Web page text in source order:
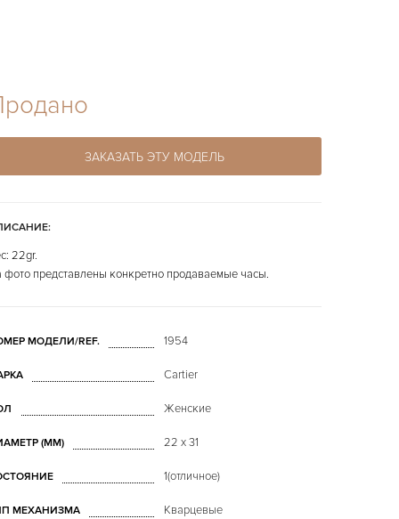
ЗАКАЗАТЬ ЭТУ МОДЕЛЬ
22gr.
фото представлены конкретно продаваемые часы.
МОДЕЛИ/REF. 1954
Cartier
Женские
(MM) 22 x 31
1(отличное)
МЕХАНИЗМА Кварцевые